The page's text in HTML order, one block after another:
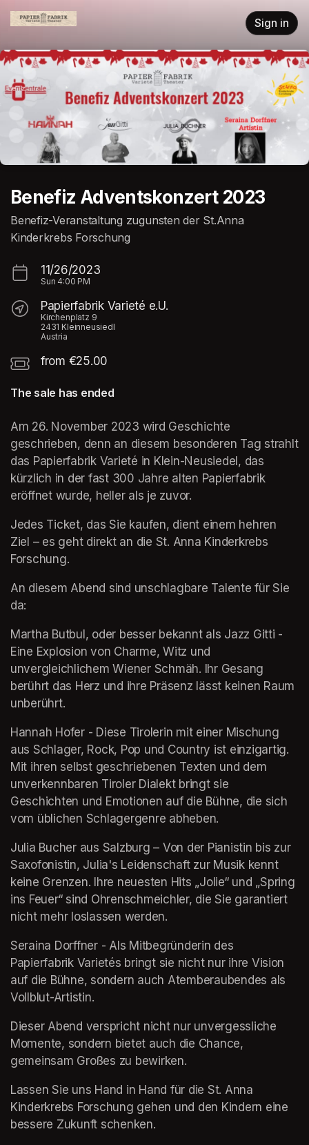
Skip header
Sign in
Benefiz Adventskonzert 2023
Benefiz-Veranstaltung zugunsten der St.Anna
Kinderkrebs Forschung
11/26/2023
Sun 4:00 PM
Papierfabrik Varieté e.U.
Kirchenplatz 9
2431 Kleinneusiedl
Austria
from €25.00
The sale has ended
Am 26. November 2023 wird Geschichte
geschrieben, denn an diesem besonderen Tag strahlt
das Papierfabrik Varieté in Klein-Neusiedel, das
kürzlich in der fast 300 Jahre alten Papierfabrik
eröffnet wurde, heller als je zuvor.
Jedes Ticket, das Sie kaufen, dient einem hehren
Ziel – es geht direkt an die St. Anna Kinderkrebs
Forschung.
An diesem Abend sind unschlagbare Talente für Sie
da:
Martha Butbul, oder besser bekannt als Jazz Gitti -
Eine Explosion von Charme, Witz und
unvergleichlichem Wiener Schmäh. Ihr Gesang
berührt das Herz und ihre Präsenz lässt keinen Raum
unberührt.
Hannah Hofer - Diese Tirolerin mit einer Mischung
aus Schlager, Rock, Pop und Country ist einzigartig.
Mit ihren selbst geschriebenen Texten und dem
unverkennbaren Tiroler Dialekt bringt sie
Geschichten und Emotionen auf die Bühne, die sich
vom üblichen Schlagergenre abheben.
Julia Bucher aus Salzburg – Von der Pianistin bis zur
Saxofonistin, Julia's Leidenschaft zur Musik kennt
keine Grenzen. Ihre neuesten Hits „Jolie“ und „Spring
ins Feuer“ sind Ohrenschmeichler, die Sie garantiert
nicht mehr loslassen werden.
Seraina Dorffner - Als Mitbegründerin des
Papierfabrik Varietés bringt sie nicht nur ihre Vision
auf die Bühne, sondern auch Atemberaubendes als
Vollblut-Artistin.
Dieser Abend verspricht nicht nur unvergessliche
Momente, sondern bietet auch die Chance,
gemeinsam Großes zu bewirken.
Lassen Sie uns Hand in Hand für die St. Anna
Kinderkrebs Forschung gehen und den Kindern eine
bessere Zukunft schenken.